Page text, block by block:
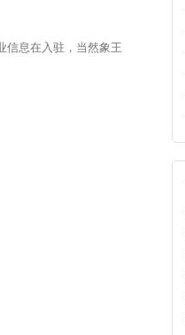
息在入驻，当然象王